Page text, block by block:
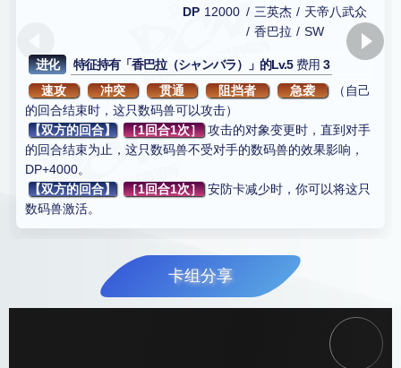
DP 12000 / 三英杰 / 天帝八武众
/ 香巴拉 / SW
进化 特征持有「香巴拉（シャンバラ）」的Lv.5费用 3
速攻
冲突 贯通 阻挡者 急袭
（自己
的回合结束时，这只数码兽可以攻击）
【双方的回合】
［1回合1次］ 攻击的对象变更时，直到对手
的回合结束为止，这只数码兽不受对手的数码兽的效果影响，
DP+4000。
【双方的回合】
［1回合1次］ 安防卡减少时，你可以将这只
数码兽激活。
卡组分享